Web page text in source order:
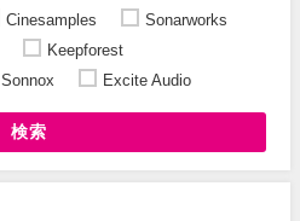
Cinesamples
Sonarworks
Keepforest
Sonnox Excite Audio
検索